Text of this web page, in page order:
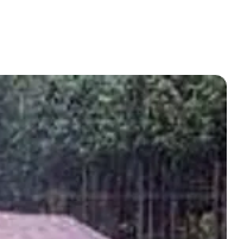
た自炊棟や24時間利用可
適にお過ごしいただけま
宿泊の方は貸し切りでご利